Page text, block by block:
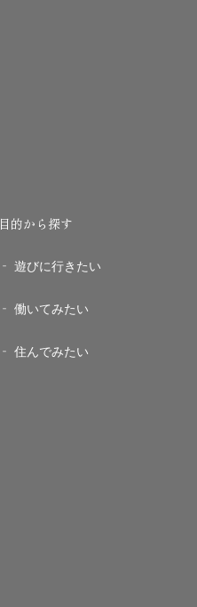
目的から探す
遊びに行きたい
働いてみたい
住んでみたい